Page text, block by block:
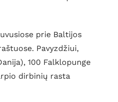
prie Baltijos
Pavyzdžiui,
100 Falklopunge
dirbinių rasta